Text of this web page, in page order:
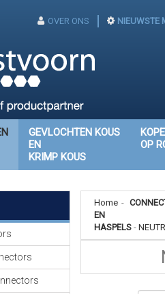
OVER ONS NIEUWSTE
GEVLOCHTEN KOUS
EN
KRIMP KOUS
OP
Home -
EN
HASPELS-